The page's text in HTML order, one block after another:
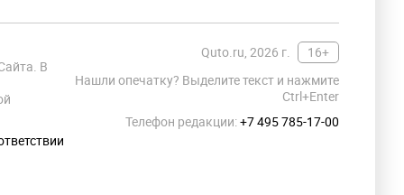
Quto.ru, 2026 г.
16+
Нашли опечатку? Выделите текст и нажмите
Ctrl+Enter
Телефон редакции:+7 495 785-17-00
В